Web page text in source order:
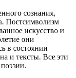
сознания,
Постсимволизм
искусство и
они
в состоянии
и тексты. Все эти